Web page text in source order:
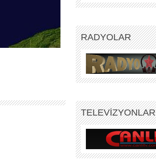
RADYOLAR
TELEVİZYONLAR